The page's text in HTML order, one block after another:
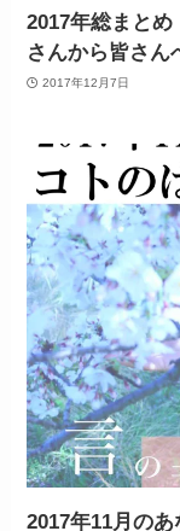
2017年総まとめ
さんから皆さん
2017年12月7日
2017年11月の